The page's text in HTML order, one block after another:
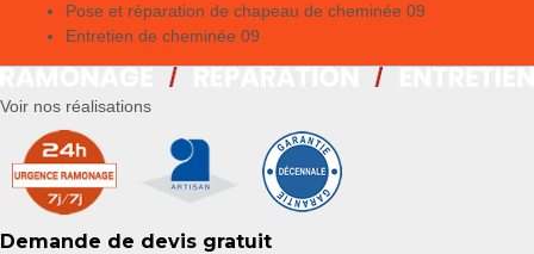
Pose et réparation de chapeau de cheminée 09
Entretien de cheminée 09
Voir nos réalisations
Demande de devis gratuit